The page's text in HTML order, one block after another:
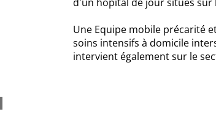
Une Equipe mobile précarité
soins intensifs à domicile
intervient également sur le